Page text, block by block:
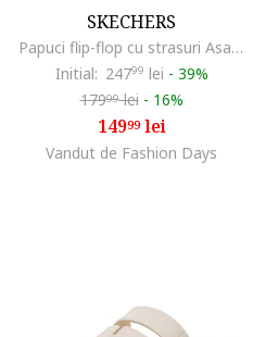
SKECHERS
Papuci flip-flop cu strasuri Asana Luxe, Negru
Initial: 24799 lei - 39%
17999lei - 16%
14999lei
Vandut de Fashion Days